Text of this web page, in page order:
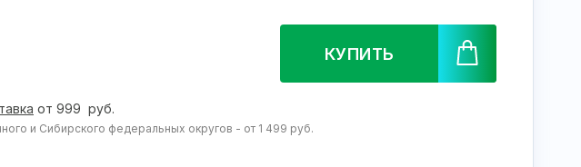
КУПИТЬ
от 999 руб.
и Сибирского федеральных округов - от 1 499 руб.